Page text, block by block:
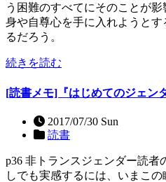
う困難のすべてにそのことが
身や自尊心を手に入れようと
るだろう。
続きを読む
[読書メモ]『はじめてのジェン
2017/07/30 Sun
読書
p36 非トランスジェンダー読
しでも実感するには、いまこ